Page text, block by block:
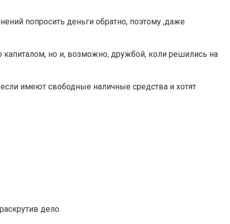
попросить деньги обратно, поэтому ,даже
капиталом, но и, возможно, дружбой, коли решились на
имеют свободные наличные средства и хотят
дело.